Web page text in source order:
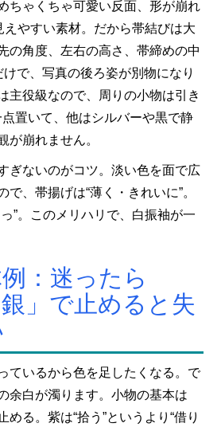
ちゃくちゃ可愛い反面、形が崩れ
えやすい素材。だから帯結びは大
の角度、左右の高さ、帯締めの中
で、写真の後ろ姿が別物になり
主役級なので、周りの小物は引き
置いて、他はシルバーや黒で静
が崩れません。
ぎないのがコツ。淡い色を面で広
で、帯揚げは“薄く・きれいに”。
”。このメリハリで、白振袖が一
：迷ったら
銀」で止めると失
ているから色を足したくなる。で
余白が濁ります。小物の基本は
める。紫は“拾う”というより“借り